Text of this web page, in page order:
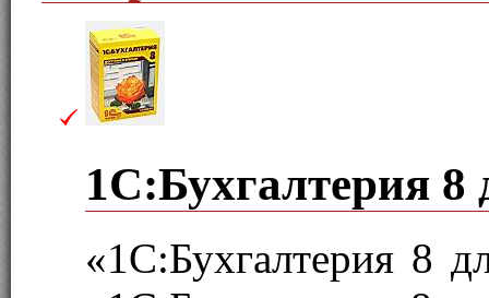
1С:Бухгалтерия 8
«1С:Бухгалтерия 8